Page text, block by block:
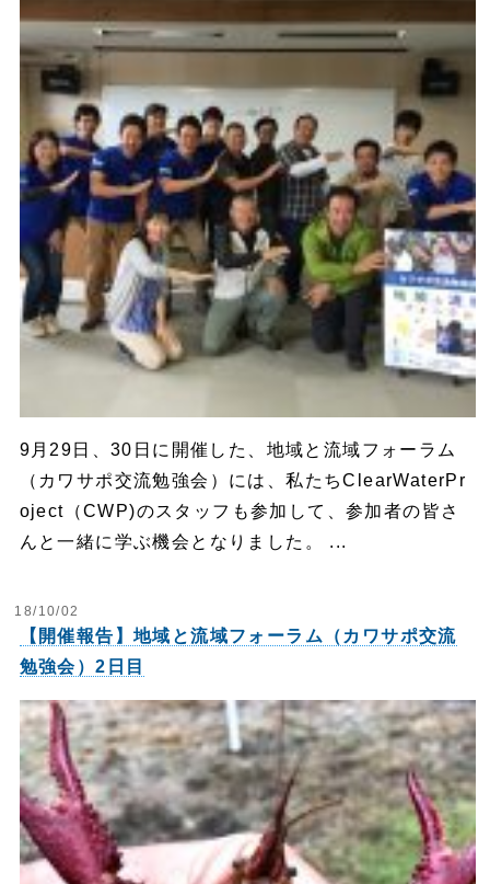
9月29日、30日に開催した、地域と流域フォーラム
（カワサポ交流勉強会）には、私たちClearWaterPr
oject（CWP)のスタッフも参加して、参加者の皆さ
んと一緒に学ぶ機会となりました。 ...
18/10/02
【開催報告】地域と流域フォーラム（カワサポ交流
勉強会）2日目